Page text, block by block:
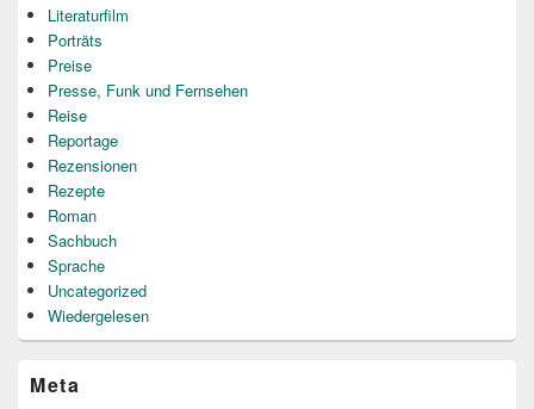
Literaturfilm
Porträts
Preise
Presse, Funk und Fernsehen
Reise
Reportage
Rezensionen
Rezepte
Roman
Sachbuch
Sprache
Uncategorized
Wiedergelesen
Meta